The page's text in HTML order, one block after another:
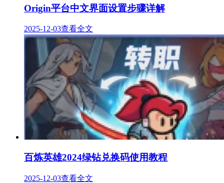
Origin平台中文界面设置步骤详解
2025-12-03查看全文
百炼英雄2024绿钻兑换码使用教程
2025-12-03查看全文